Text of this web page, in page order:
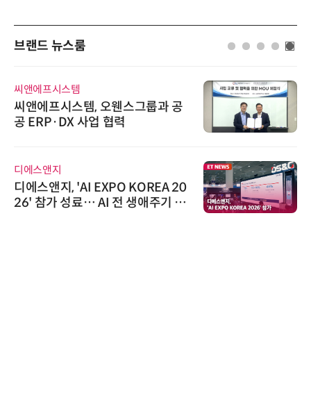
브랜드 뉴스룸
씨앤에프시스템
씨앤에프시스템, 오웬스그룹과 공
공 ERP·DX 사업 협력
디에스앤지
디에스앤지, 'AI EXPO KOREA 20
26' 참가 성료… AI 전 생애주기 아